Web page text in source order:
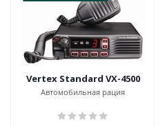
Vertex Standard VX-4500
Автомобильная рация